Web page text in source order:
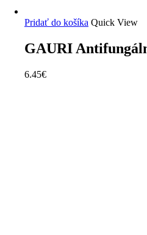
Pridať do košíka Quick View
GAURI
6.45€